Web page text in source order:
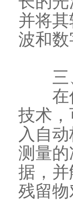
并将
波和
三、
在传
技术
入自
测量
据，
残留